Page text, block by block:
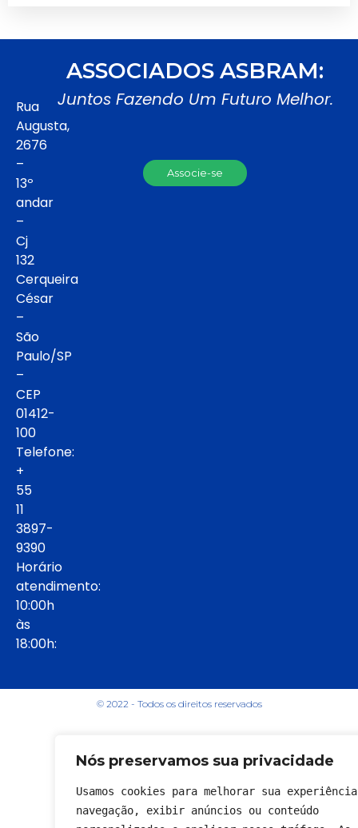
Nós preservamos sua privacidade
Usamos cookies para melhorar sua
navegação, exibir anúncios ou conteúdo
Rua
Augusta,
2676
–
13º
andar
–
Cj
132
Cerqueira
César
–
São
Paulo/SP
–
CEP
01412-
100
Telefone:
+
55
11
3897-
9390
Horário
atendimento:
10:00h
às
18:00h:
ASSOCIADOS ASBRAM:
Juntos Fazendo Um Futuro Melhor.
Associe-se
© 2022 - Todos os direitos reservados